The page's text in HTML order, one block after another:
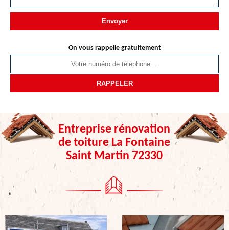
On vous rappelle gratuitement
Entreprise rénovation
de toiture La Fontaine
Saint Martin 72330